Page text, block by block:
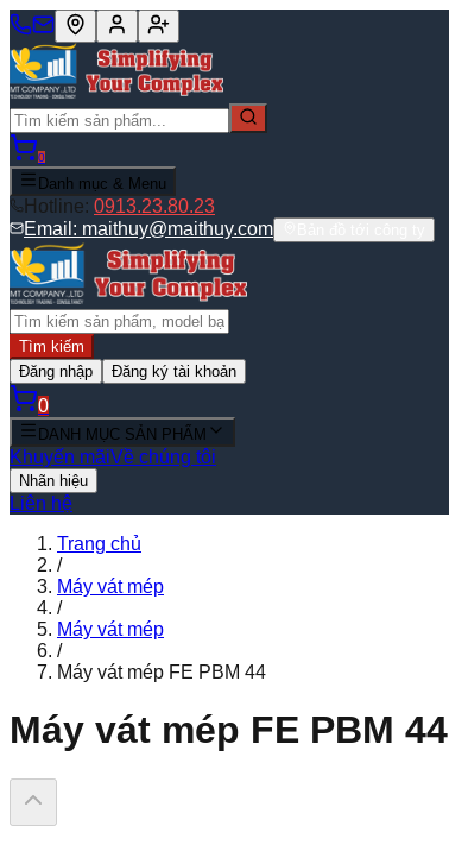
0
Danh mục & Menu
Hotline: 0913.23.80.23
Email: maithuy@maithuy.com
Tìm kiếm
Đăng nhập
Đăng ký tài khoản
0
DANH MỤC SẢN PHẨM
Khuyến mãiVề chúng tôi
Nhãn hiệu
Liên hệ
Trang chủ
/
Máy vát mép
/
Máy vát mép
/
Máy vát mép FE PBM 44
Máy vát mép FE PBM 44